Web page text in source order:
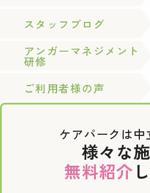
スタッフブログ
アンガーマネジメント
研修
ご利用者様の声
ケアパークは中
様々な
無料紹介